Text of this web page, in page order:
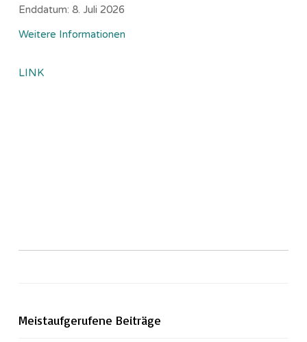
Enddatum: 8. Juli 2026
Weitere Informationen
LINK
Meistaufgerufene Beiträge